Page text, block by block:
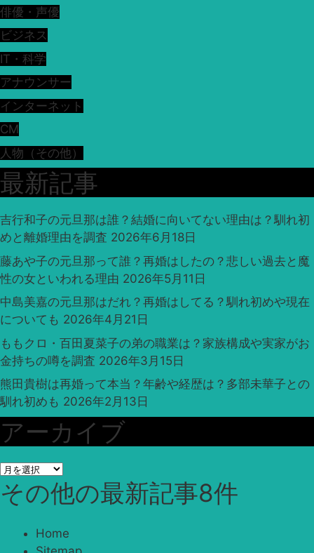
俳優・声優
ビジネス
IT・科学
アナウンサー
インターネット
CM
人物（その他）
最新記事
吉行和子の元旦那は誰？結婚に向いてない理由は？馴れ初
めと離婚理由を調査 2026年6月18日
藤あや子の元旦那って誰？再婚はしたの？悲しい過去と魔
性の女といわれる理由 2026年5月11日
中島美嘉の元旦那はだれ？再婚はしてる？馴れ初めや現在
についても 2026年4月21日
ももクロ・百田夏菜子の弟の職業は？家族構成や実家がお
金持ちの噂を調査 2026年3月15日
熊田貴樹は再婚って本当？年齢や経歴は？多部未華子との
馴れ初めも 2026年2月13日
アーカイブ
ア
ー
カ
その他の最新記事8件
Home